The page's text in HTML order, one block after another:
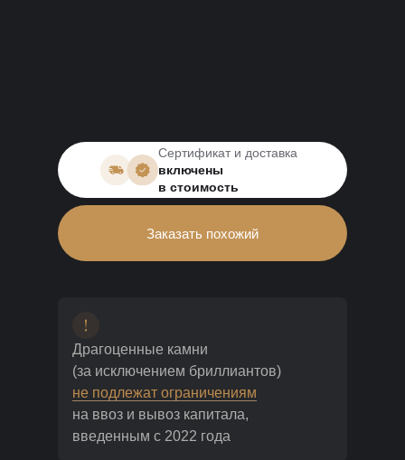
Заказать похожий
Сертификат и доставка
включены
в стоимость
Драгоценные камни
(за исключением бриллиантов)
не подлежат ограничениям
на ввоз и вывоз капитала,
введенным с 2022 года